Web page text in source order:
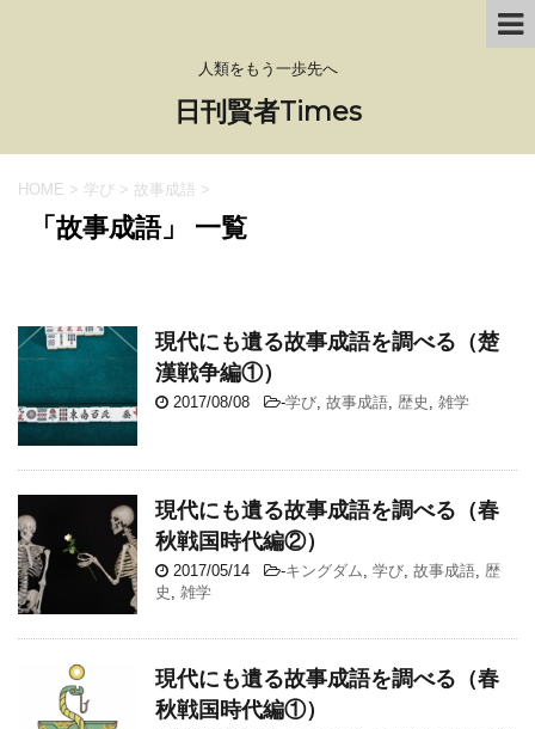
人類をもう一歩先へ
日刊賢者Times
HOME > 学び > 故事成語 >
「故事成語」 一覧
現代にも遺る故事成語を調べる（楚
漢戦争編①）
2017/08/08 -学び, 故事成語, 歴史 , 雑学
現代にも遺る故事成語を調べる（春
秋戦国時代編②）
2017/05/14 -キングダム, 学び, 故事成語, 歴
史 , 雑学
現代にも遺る故事成語を調べる（春
秋戦国時代編①）